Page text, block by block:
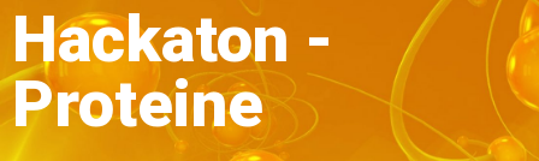
Hackaton -
Proteine